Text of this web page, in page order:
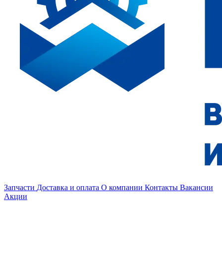
Запчасти Доставка и оплата О компании Контакты Вакансии
Акции